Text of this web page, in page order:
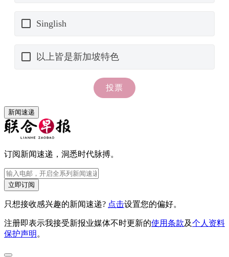
新闻速递
订阅新闻速递，洞悉时代脉搏。
立即订阅
只想接收感兴趣的新闻速递? 点击设置您的偏好。
注册即表示我接受新报业媒体不时更新的使用条款及个人资料
保护声明 。